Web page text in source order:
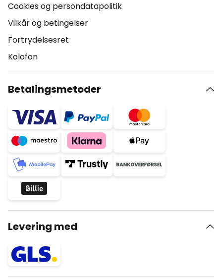
Cookies og persondatapolitik
Vilkår og betingelser
Fortrydelsesret
Kolofon
Betalingsmetoder
Levering med